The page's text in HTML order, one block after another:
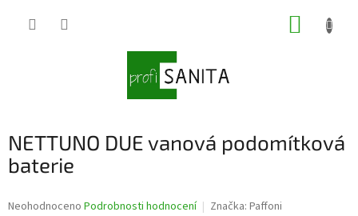
NETTUNO DUE vanová podomítková
baterie
Průměrné
Neohodnoceno Podrobnosti hodnocení Značka: Paffoni